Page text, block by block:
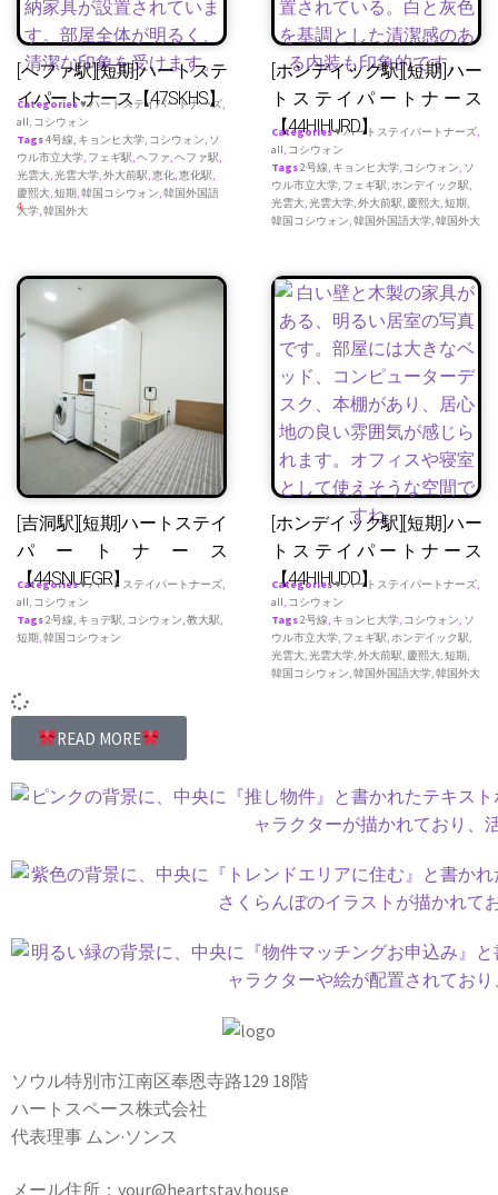
[へファ駅][短期]ハートステ
イパートナース【47SKHS】
Categories♥ ハートステイパートナーズ,
all, コシウォン
Tags4号線, キョンヒ大学, コシウォン, ソ
ウル市立大学, フェギ駅,ヘファ,ヘファ駅,
光雲大,光雲大学,外大前駅,恵化,恵化駅,
慶熙大,短期,韓国コシウォン,韓国外国語
大学,韓国外大
4
[ホンデイック駅][短期]ハー
トステイパートナース
【44HIHURD】
Categories♥ ハートステイパートナーズ,
all, コシウォン
Tags2号線, キョンヒ大学, コシウォン, ソ
ウル市立大学, フェギ駅,ホンデイック駅,
光雲大,光雲大学,外大前駅, 慶熙大,短期,
韓国コシウォン,韓国外国語大学,韓国外大
[吉洞駅][短期]ハートステイ
パートナース
【44SNUEGR】
Categories♥ ハートステイパートナーズ,
all, コシウォン
Tags2号線, キョデ駅, コシウォン,教大駅,
短期,韓国コシウォン
[ホンデイック駅][短期]ハー
トステイパートナース
【44HIHUDD】
Categories♥ ハートステイパートナーズ,
all, コシウォン
Tags2号線, キョンヒ大学, コシウォン, ソ
ウル市立大学, フェギ駅,ホンデイック駅,
光雲大,光雲大学,外大前駅, 慶熙大,短期,
韓国コシウォン,韓国外国語大学,韓国外大
READ MORE
ソウル特別市江南区奉恩寺路129 18階
ハートスペース株式会社
代表理事 ムン·ソンス
メール住所：your@heartstay.house